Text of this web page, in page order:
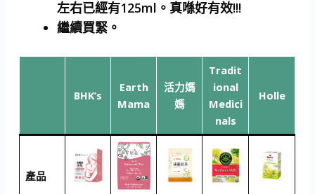
左右已經有125ml。真喺好有效!!!
繼續買緊。
BHK’s
Earth
Mama
活力媽
媽
Tradit
ional
Medici
nals
Holle
產品